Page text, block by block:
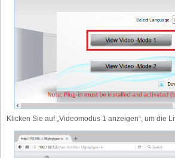
Klicken Sie auf „Videomodus 1 anzeigen“, um die